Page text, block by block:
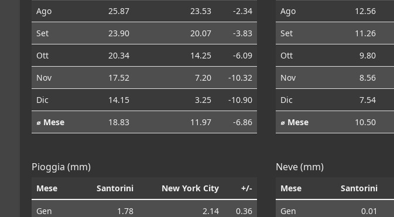
Ago
25.87 23.53
-2.34
Set
23.90 20.07
-3.83
Ott
20.34 14.25
-6.09
Nov
17.52 7.20
-10.32
Dic
14.15 3.25
-10.90
⌀ Mese
18.83 11.97 -6.86
Ago
12.56
Set
11.26
Ott
9.80
Nov
8.56
Dic
7.54
⌀ Mese
10.50
Pioggia (mm)
Mese Santorini New York City +/-
Gen 1.78 2.14
0.36
Neve (mm)
Mese Santorini
Gen 0.01